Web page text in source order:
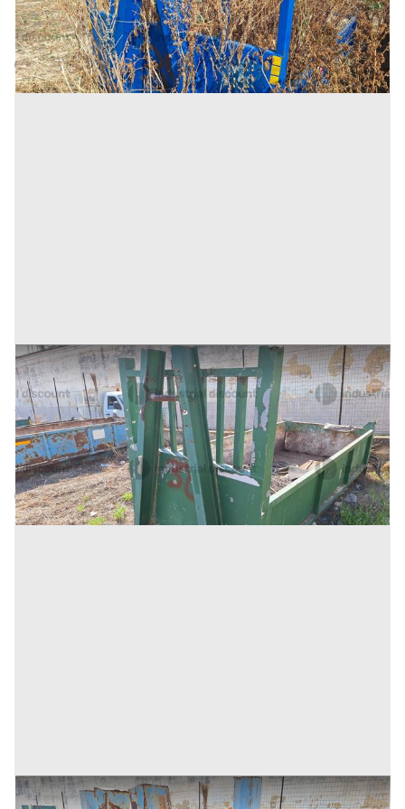
Trapani (Trapani)
Annuncio scaduto
Codice annuncio:890794821
30#9242 Cassone scarrabile da 3mc
Inserito il: 19/11/2025
Trapani (Trapani)
Annuncio scaduto
Prezzo
375 €
Codice annuncio:1966809679
29#9242 Cassone scarrabile da 3mc